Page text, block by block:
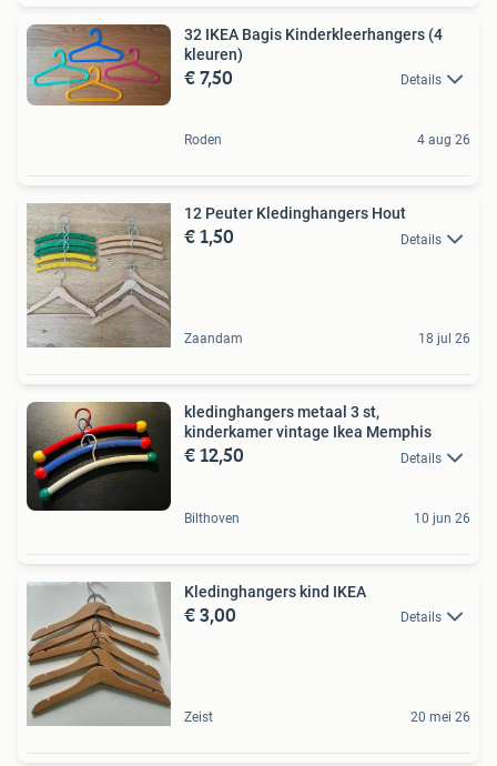
32 IKEA Bagis Kinderkleerhangers (4
kleuren)
€ 7,50 Details
Roden 4 aug 26
12 Peuter Kledinghangers Hout
€ 1,50 Details
Zaandam 18 jul 26
kledinghangers metaal 3 st,
kinderkamer vintage Ikea Memphis
€ 12,50 Details
Bilthoven 10 jun 26
Kledinghangers kind IKEA
€ 3,00 Details
Zeist 20 mei 26